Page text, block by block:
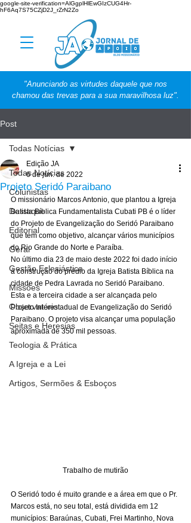
google-site-verification=AlGgplHlEwGIzCUG4Hr-
hF6Aq7S75CZjD2J_rZrN2Zo
"Anunciando as virtudes daquele que nos
chamou das trevas para a sua maravilhosa luz".
Post
Todas Notícias
Colunistas
Destaque
Editorial
Geral
Gestão Eclesiástica
Missões
Observatório
Seitas e Heresias
Teologia & Prática
A Igreja e a Lei
Artigos, Sermões & Esboços
Todas Notícias
Projeto Seridó Paraibano
Edição JA
6 de jun. de 2022
O missionário Marcos Antonio, que plantou a Igreja
Batista Bíblica Fundamentalista Cubati PB é o líder
do Projeto de Evangelização do Seridó Paraibano
que tem como objetivo, alcançar vários municípios
do Rio Grande do Norte e Paraíba.
No último dia 23 de maio deste 2022 foi dado início
à construção do prédio da Igreja Batista Bíblica na
cidade de Pedra Lavrada no Seridó Paraibano.
Esta e a terceira cidade a ser alcançada pelo
Projeto Interestadual de Evangelização do Seridó
Paraibano. O projeto visa alcançar uma população
aproximada de 350 mil pessoas.
Trabalho de mutirão
O Seridó todo é muito grande e a área em que o Pr.
Marcos está, no seu total, está dividida em 12
municípios: Baraúnas, Cubati, Frei Martinho, Nova